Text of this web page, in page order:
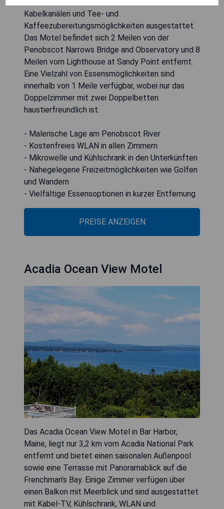
Kabelkanälen und Tee- und
Kaffeezubereitungsmöglichkeiten ausgestattet.
Das Motel befindet sich 2 Meilen von der
Penobscot Narrows Bridge and Observatory und 8
Meilen vom Lighthouse at Sandy Point entfernt.
Eine Vielzahl von Essensmöglichkeiten sind
innerhalb von 1 Meile verfügbar, wobei nur das
Doppelzimmer mit zwei Doppelbetten
haustierfreundlich ist.
- Malerische Lage am Penobscot River
- Kostenfreies WLAN in allen Zimmern
- Mikrowelle und Kühlschrank in den Unterkünften
- Nahegelegene Freizeitmöglichkeiten wie Golfen
und Wandern
- Vielfältige Essensoptionen in kurzer Entfernung
PREISE ANZEIGEN
Acadia Ocean View Motel
Das Acadia Ocean View Motel in Bar Harbor,
Maine, liegt nur 3,2 km vom Acadia National Park
entfernt und bietet einen saisonalen Außenpool
sowie eine Terrasse mit Panoramablick auf die
Frenchman’s Bay. Einige Zimmer verfügen über
einen Balkon mit Meerblick und sind ausgestattet
mit Kabel-TV, Kühlschrank, WLAN und